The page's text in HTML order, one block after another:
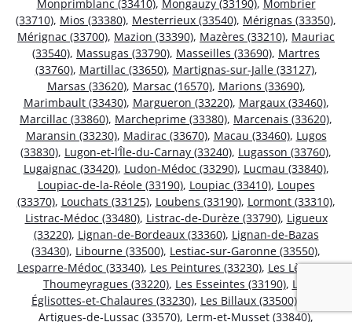
Monprimblanc (33410), Mongauzy (33190), Mombrier
(33710), Mios (33380), Mesterrieux (33540), Mérignas (33350),
Mérignac (33700), Mazion (33390), Mazères (33210), Mauriac
(33540), Massugas (33790), Masseilles (33690), Martres
(33760), Martillac (33650), Martignas-sur-Jalle (33127),
Marsas (33620), Marsac (16570), Marions (33690),
Marimbault (33430), Margueron (33220), Margaux (33460),
Marcillac (33860), Marcheprime (33380), Marcenais (33620),
Maransin (33230), Madirac (33670), Macau (33460), Lugos
(33830), Lugon-et-l’Île-du-Carnay (33240), Lugasson (33760),
Lugaignac (33420), Ludon-Médoc (33290), Lucmau (33840),
Loupiac-de-la-Réole (33190), Loupiac (33410), Loupes
(33370), Louchats (33125), Loubens (33190), Lormont (33310),
Listrac-Médoc (33480), Listrac-de-Durèze (33790), Ligueux
(33220), Lignan-de-Bordeaux (33360), Lignan-de-Bazas
(33430), Libourne (33500), Lestiac-sur-Garonne (33550),
Lesparre-Médoc (33340), Les Peintures (33230), Les Lèves-et-
Thoumeyragues (33220), Les Esseintes (33190), Les
Églisottes-et-Chalaures (33230), Les Billaux (33500)
Artigues-de-Lussac (33570), Lerm-et-Musset (33840),